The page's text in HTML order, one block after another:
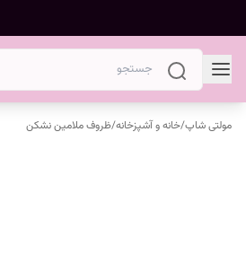
مولتی شاپ/خانه و آشپزخانه/ظروف ملامین نشکن